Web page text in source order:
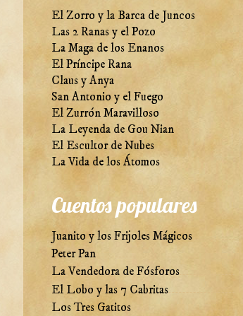
El Zorro y la Barca de Juncos
Las 2 Ranas y el Pozo
La Maga de los Enanos
El Príncipe Rana
Claus y Anya
San Antonio y el Fuego
El Zurrón Maravilloso
La Leyenda de Gou Nian
El Escultor de Nubes
La Vida de los Átomos
Cuentos populares
Juanito y los Frijoles Mágicos
Peter Pan
La Vendedora de Fósforos
El Lobo y las 7 Cabritas
Los Tres Gatitos